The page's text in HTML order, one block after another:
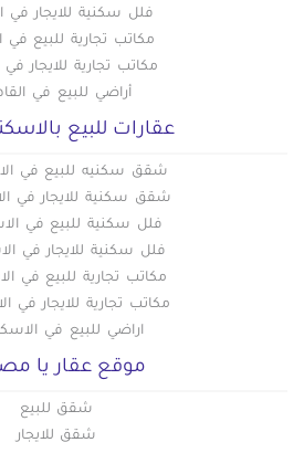
فلل سكنية للايجار في
مكاتب تجارية للبيع في
مكاتب تجارية للايجار في
أراضي للبيع في
عقارات للبيع
شقق سكنيه للبيع في
شقق سكنية للايجار في
فلل سكنية للبيع في
فلل سكنية للايجار في
مكاتب تجارية للبيع في
مكاتب تجارية للايجار في
اراضي للبيع في
موقع عقار يا
شقق للبيع
شقق للايجار